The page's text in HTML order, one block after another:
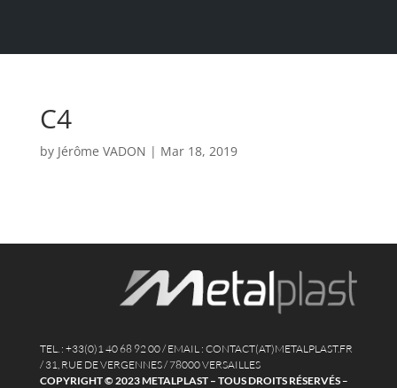
C4
by Jérôme VADON | Mar 18, 2019
TEL. : +33(0)1 40 68 92 00 / EMAIL : CONTACT(AT)METALPLAST.FR
/ 31, RUE DE VERGENNES / 78000 VERSAILLES
COPYRIGHT © 2023 METALPLAST – TOUS DROITS RÉSERVÉS–